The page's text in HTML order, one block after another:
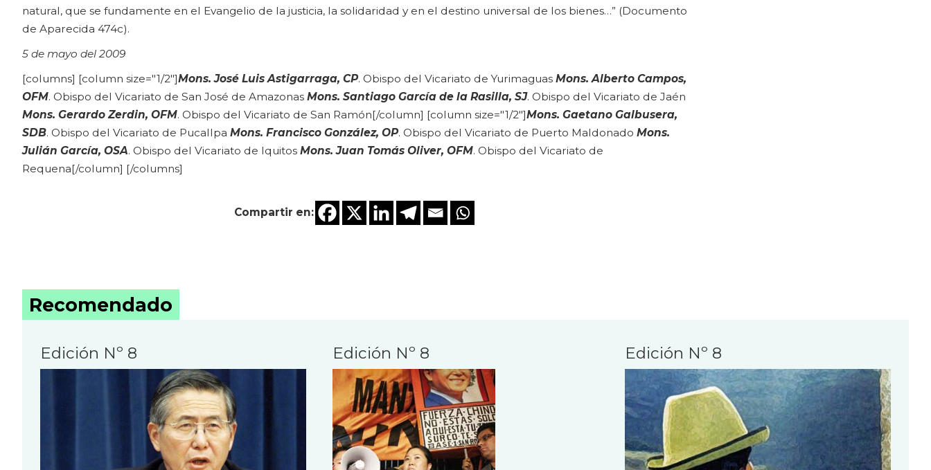
natural, que se fundamente en el Evangelio de la justicia, la solidaridad y en el destino universal de los bienes…” (Documento
de Aparecida 474c).
5 de mayo del 2009
[columns] [column size="1/2"]Mons. José Luis Astigarraga, CP. Obispo del Vicariato de Yurimaguas Mons. Alberto Campos,
OFM. Obispo del Vicariato de San José de Amazonas Mons. Santiago García de la Rasilla, SJ. Obispo del Vicariato de Jaén
Mons. Gerardo Zerdin, OFM. Obispo del Vicariato de San Ramón[/column] [column size="1/2"]Mons. Gaetano Galbusera,
SDB. Obispo del Vicariato de Pucallpa Mons. Francisco González, OP. Obispo del Vicariato de Puerto Maldonado Mons.
Julián García, OSA. Obispo del Vicariato de Iquitos Mons. Juan Tomás Oliver, OFM. Obispo del Vicariato de
Requena[/column] [/columns]
Compartir en:
Recomendado
Edición Nº 8 Edición Nº 8 Edición Nº 8